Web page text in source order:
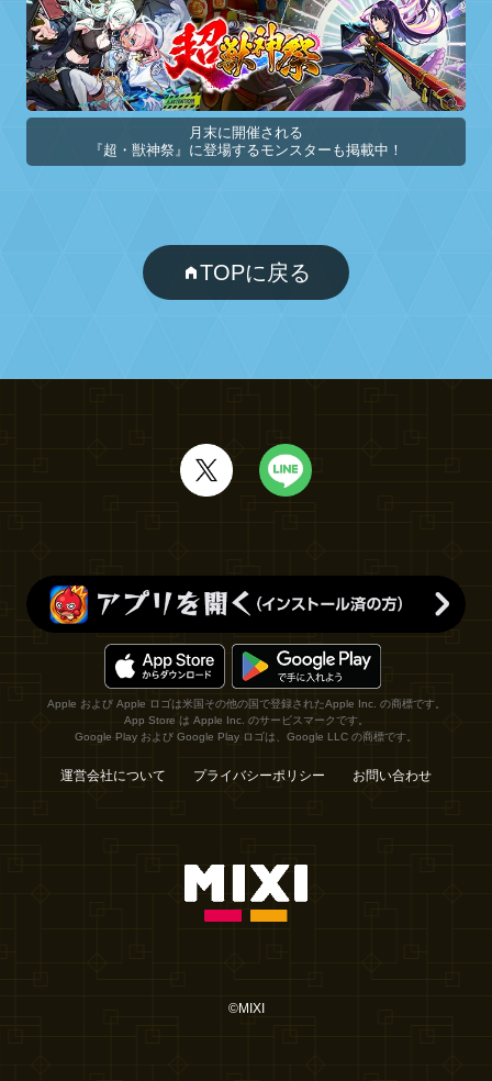
月末に開催される
『超・獣神祭』に登場するモンスターも掲載中！
TOPに戻る
Apple および Apple ロゴは米国その他の国で登録されたApple Inc. の商標です。
App Store は Apple Inc. のサービスマークです。
Google Play および Google Play ロゴは、Google LLC の商標です。
運営会社について プライバシーポリシー お問い合わせ
©MIXI